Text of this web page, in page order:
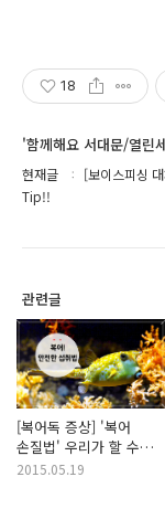
18
'함께해요 서대문/열린
현재글
[보이스피싱
Tip!!
관련글
[복어독 증상] '복어
손질법' 우리가 할 수
있을까요? 국내 식용
2015.05.19